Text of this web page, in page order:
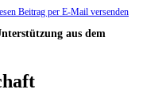
Beitrag per E-Mail versenden
aus dem